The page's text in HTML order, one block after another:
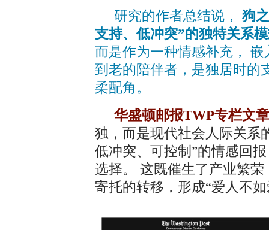
研究的作者总结说，
狗
支持、低冲突”的独特关系
而是作为一种情感补充，
到老的陪伴者，是独居时的
柔配角。
华盛顿邮报TWP专栏文章
独，而是现代社会人际关系
低冲突、可控制”的情感回
选择。 这既催生了产业繁
寄托的转移，形成“爱人不